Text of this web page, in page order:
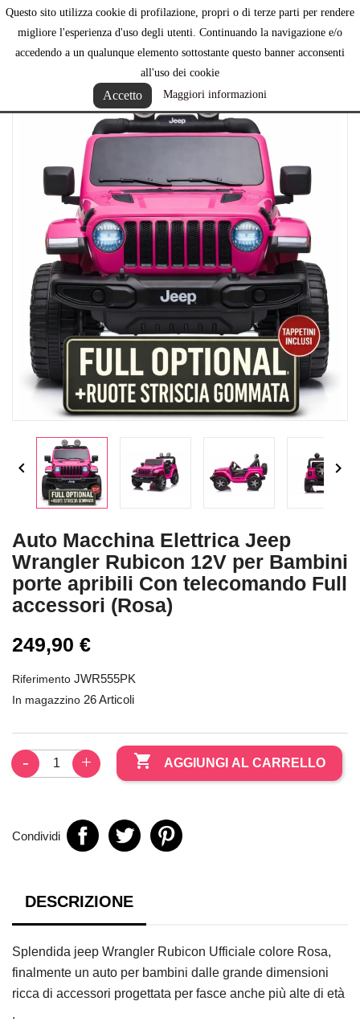
Questo sito utilizza cookie di profilazione, propri o di terze parti per rendere
migliore l'esperienza d'uso degli utenti. Continuando la navigazione e/o
accedendo a un qualunque elemento sottostante questo banner acconsenti
all'uso dei cookie
Accetto Maggiori informazioni

 
Auto Macchina Elettrica Jeep
Wrangler Rubicon 12V per Bambini
porte apribili Con telecomando Full
accessori (Rosa)
249,90 €
Riferimento JWR555PK
In magazzino 26 Articoli
 AGGIUNGI AL CARRELLO
Condividi
DESCRIZIONE
Splendida jeep Wrangler Rubicon Ufficiale colore Rosa,
finalmente un auto per bambini dalle grande dimensioni
ricca di accessori progettata per fasce anche più alte di età
.